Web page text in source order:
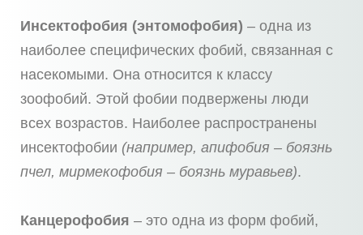
Инсектофобия (энтомофобия) – одна из
наиболее специфических фобий, связанная с
насекомыми. Она относится к классу
зоофобий. Этой фобии подвержены люди
всех возрастов. Наиболее распространены
инсектофобии (например, апифобия – боязнь
пчел, мирмекофобия – боязнь муравьев).
Канцерофобия – это одна из форм фобий,